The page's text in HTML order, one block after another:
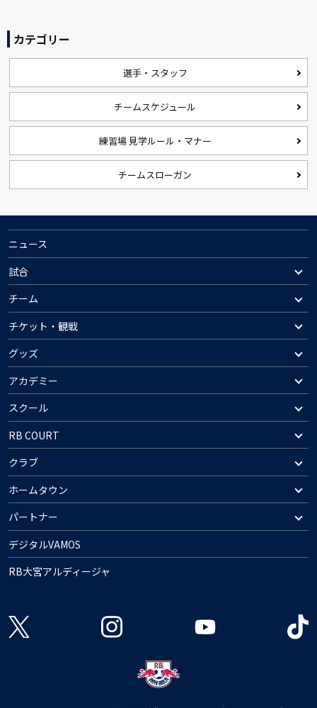
カテゴリー
選手・スタッフ
チームスケジュール
練習場 見学ルール・マナー
チームスローガン
ニュース
試合
チーム
チケット・観戦
グッズ
アカデミー
スクール
RB COURT
クラブ
ホームタウン
パートナー
デジタルVAMOS
RB大宮アルディージャ